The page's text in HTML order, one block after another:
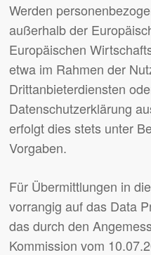
Werden
außerhalb der
Europäischen
etwa im Rahmen der
Drittanbieterdiensten
Datenschutzerklärung
erfolgt dies stets unter
Vorgaben.
Für Übermittlungen in
vorrangig auf das Data
das durch den
Kommission vom